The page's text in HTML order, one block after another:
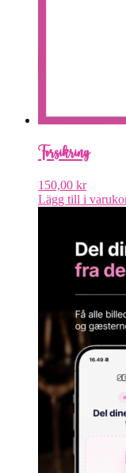
Forsikring
150,00 kr
Lägg till i